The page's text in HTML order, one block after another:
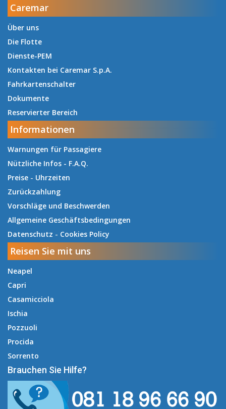
Caremar
Über uns
Die Flotte
Dienste-PEM
Kontakten bei Caremar S.p.A.
Fahrkartenschalter
Dokumente
Reservierter Bereich
Informationen
Warnungen für Passagiere
Nützliche Infos - F.A.Q.
Preise - Uhrzeiten
Zurückzahlung
Vorschläge und Beschwerden
Allgemeine Geschäftsbedingungen
Datenschutz - Cookies Policy
Reisen Sie mit uns
Neapel
Capri
Casamicciola
Ischia
Pozzuoli
Procida
Sorrento
Brauchen Sie Hilfe?